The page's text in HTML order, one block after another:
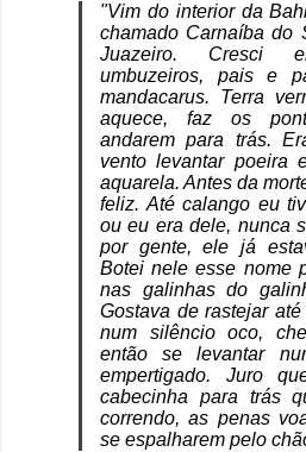
"Vim do interior da
chamado Carnaíba do
Juazeiro. Cresci
umbuzeiros, pais e
mandacarus. Terra
aquece, faz os
andarem para trás.
vento levantar poeira
aquarela. Antes da
feliz. Até calango eu
ou eu era dele, nunca
por gente, ele já
Botei nele esse nome
nas galinhas do
Gostava de rastejar
num silêncio oco,
então se levantar
empertigado. Juro
cabecinha para trás
correndo, as penas
se espalharem pelo